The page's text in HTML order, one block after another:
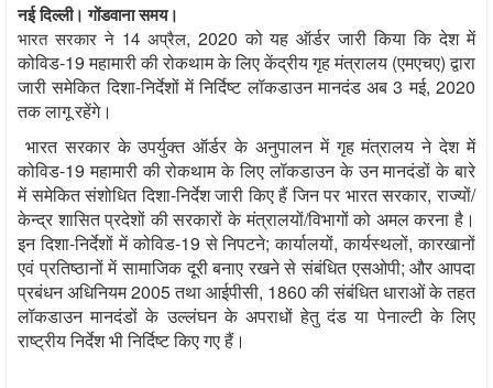
नई दिल्ली। गोंडवाना समय।
भारत सरकार ने 14 अप्रैल, 2020 को यह ऑर्डर जारी किया कि देश में
कोविड-19 महामारी की रोकथाम के लिए केंद्रीय गृह मंत्रालय (एमएचए)द्वारा
जारी समेकित दिशा-निर्देशों में निर्दि‍ष्‍ट लॉकडाउन मानदंड अब 3 मई,2020
तक लागू रहेंगे।
भारत सरकार के उपर्युक्‍त ऑर्डर के अनुपालन में गृह मंत्रालय ने देश में
कोविड-19 महामारी की रोकथाम के लिए लॉकडाउन के उन मानदंडों के बारे
में समेकित संशोधित दिशा-निर्देश जारी किए हैं जिन पर भारत सरकार,राज्यों/
केन्द्र शासित प्रदेशों की सरकारों के मंत्रालयों/विभागों को अमल करना है।
इन दिशा-निर्देशों में कोविड-19 से निपटने;कार्यालयों,कार्यस्थलों,कारखानों
एवं प्रतिष्ठानों में सामाजिक दूरी बनाए रखने से संबंधित एसओपी;और आपदा
प्रबंधन अधिनियम 2005 तथा आईपीसी, 1860 की संबंधित धाराओं के तहत
लॉकडाउन मानदंडों के उल्लंघन के अपराधों हेतु दंड या पेनाल्‍टी के लिए
राष्ट्रीय निर्देश भी निर्दिष्‍ट किए गए हैं।